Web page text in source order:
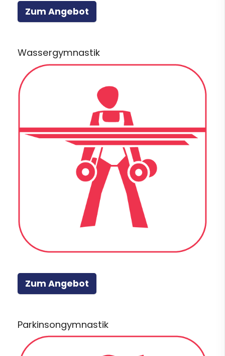
Zum Angebot
Wassergymnastik
Zum Angebot
Parkinsongymnastik